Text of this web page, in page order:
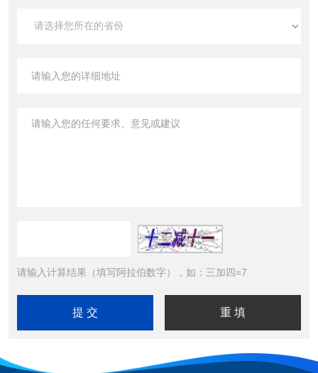
请输入计算结果（填写阿拉伯数字），如：三加四=7